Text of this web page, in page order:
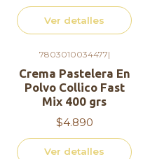
Ver detalles
Agotado
7803010034477|
Crema Pastelera En
Polvo Collico Fast
Mix 400 grs
$4.890
Ver detalles